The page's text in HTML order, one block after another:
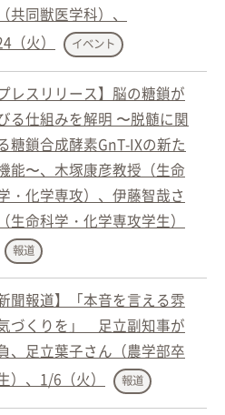
共同獣医学科）、
（火）
イベント
プレスリリース】脳の糖鎖が
る仕組みを解明 〜脱髄に関
糖鎖合成酵素GnT-IXの新た
能〜、木塚康彦教授（生命
・化学専攻）、伊藤智哉さ
生命科学・化学専攻学生）
報道
新聞報道】「本音を言える雰
づくりを」 足立副知事が
、足立葉子さん（農学部卒
）、1/6（火）
報道